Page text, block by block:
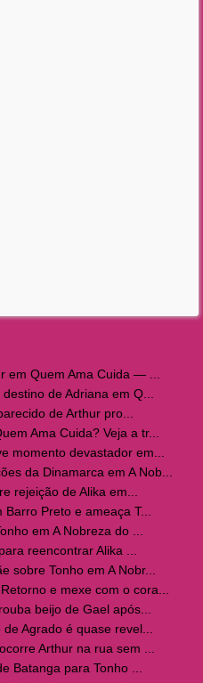
em Quem Ama Cuida — ...
de Adriana em Q...
de Arthur pro...
Ama Cuida? Veja a tr...
momento devastador em...
da Dinamarca em A Nob...
rejeição de Alika em...
Preto e ameaça T...
em A Nobreza do ...
reencontrar Alika ...
sobre Tonho em A Nobr...
e mexe com o cora...
beijo de Gael após...
Agrado é quase revel...
Arthur na rua sem ...
Batanga para Tonho ...